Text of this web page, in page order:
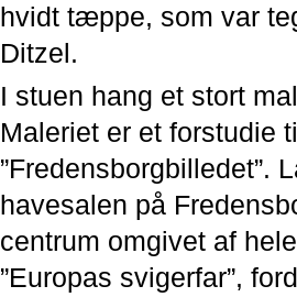
hvidt tæppe, som var
Ditzel.
I stuen hang et stort
Maleriet er et forstudie
”Fredensborgbilledet”.
havesalen på
centrum omgivet af
”Europas svigerfar”,